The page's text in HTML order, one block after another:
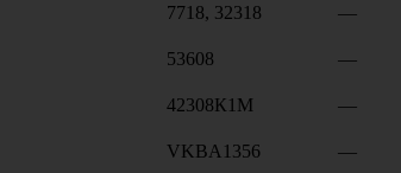
7718, 32318 —
53608 —
42308К1М —
VKBA1356 —